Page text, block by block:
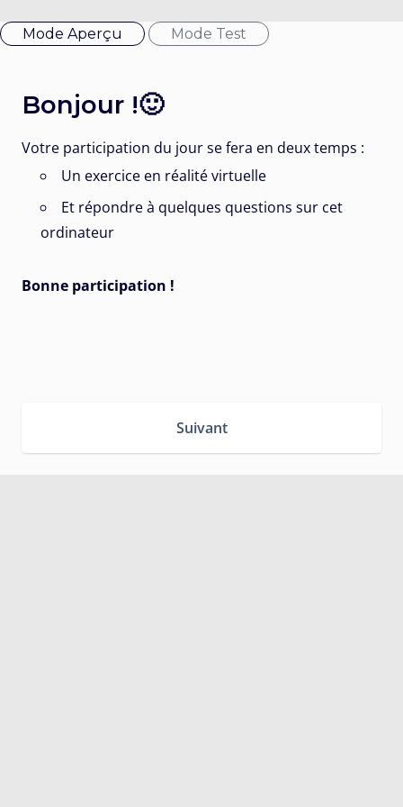
Mode Aperçu Mode Test
Bonjour !🙂
Votre participation du jour se fera en deux temps :
Un exercice en réalité virtuelle
Et répondre à quelques questions sur cet
ordinateur
Bonne participation !